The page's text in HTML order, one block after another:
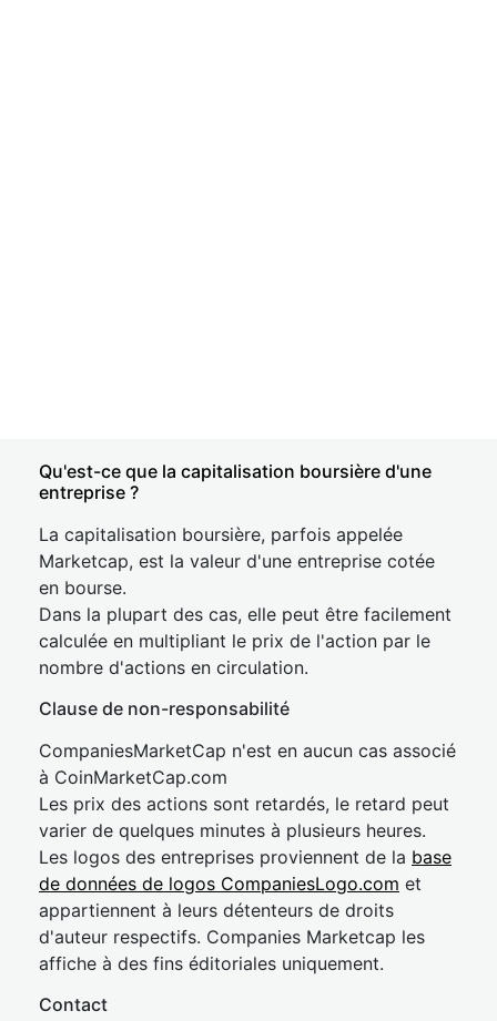
Qu'est-ce que la capitalisation boursière d'une
entreprise ?
La capitalisation boursière, parfois appelée
Marketcap, est la valeur d'une entreprise cotée
en bourse.
Dans la plupart des cas, elle peut être facilement
calculée en multipliant le prix de l'action par le
nombre d'actions en circulation.
Clause de non-responsabilité
CompaniesMarketCap n'est en aucun cas associé
à CoinMarketCap.com
Les prix des actions sont retardés, le retard peut
varier de quelques minutes à plusieurs heures.
Les logos des entreprises proviennent de la base
de données de logos CompaniesLogo.com et
appartiennent à leurs détenteurs de droits
d'auteur respectifs. Companies Marketcap les
affiche à des fins éditoriales uniquement.
Contact